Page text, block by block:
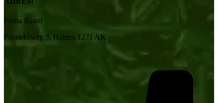
Firma Baard
Fabrieksweg 3, Huizen 1271 AK